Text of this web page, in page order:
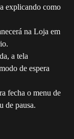
explicando como
na Loja em
a tela
de espera
fecha o menu de
de pausa.